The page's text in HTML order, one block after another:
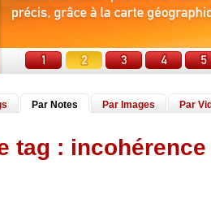
Par Notes Par Images Par
tag : incohérence